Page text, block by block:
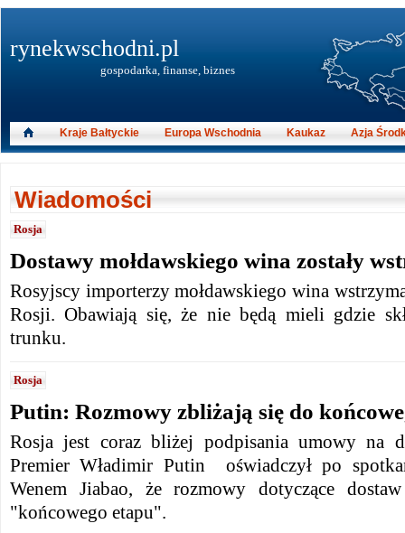
Wiadomości
Rosja
Dostawy mołdawskiego wina zostały
Rosyjscy importerzy mołdawskiego wina
Rosji. Obawiają się, że nie będą mieli gdzie
trunku.
Rosja
Putin: Rozmowy zbliżają się do
Rosja jest coraz bliżej podpisania umowy na
Premier Władimir Putin oświadczył po
Wenem Jiabao, że rozmowy dotyczące
"końcowego etapu".
rynekwschodni.pl
gospodarka, finanse, biznes
Kraje Bałtyckie Europa Wschodnia Kaukaz Azja